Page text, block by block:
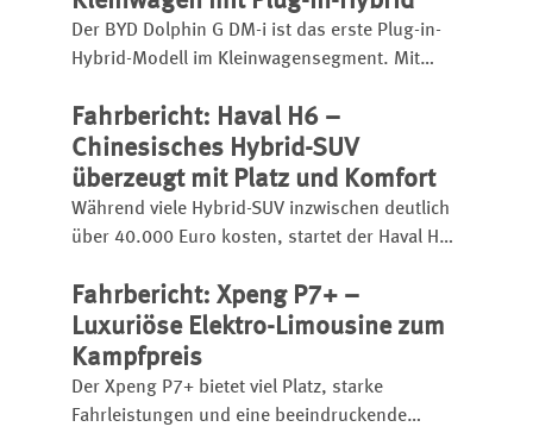
Der BYD Dolphin G DM-i ist das erste Plug-in-
Hybrid-Modell im Kleinwagensegment. Mit
bis zu 105 Kilometer, insgesamt kann er bis zu
1.040 Kilometer weit kommen.
Fahrbericht: Haval H6 –
Chinesisches Hybrid-SUV
überzeugt mit Platz und Komfort
Während viele Hybrid-SUV inzwischen deutlich
über 40.000 Euro kosten, startet der Haval H6
Fahrbericht: Xpeng P7+ –
Luxuriöse Elektro-Limousine zum
Kampfpreis
Der Xpeng P7+ bietet viel Platz, starke
Fahrleistungen und eine beeindruckende